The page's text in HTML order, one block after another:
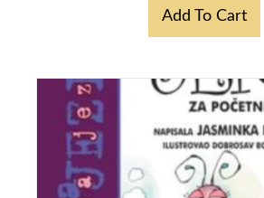
Add To Cart